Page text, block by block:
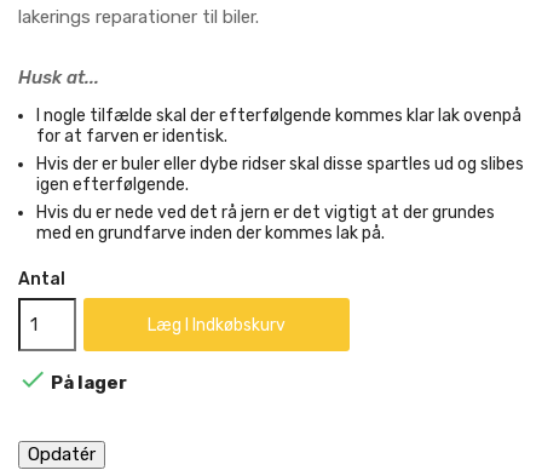
lakerings reparationer til biler.
Husk at...
I nogle tilfælde skal der efterfølgende kommes klar lak ovenpå
for at farven er identisk.
Hvis der er buler eller dybe ridser skal disse spartles ud og slibes
igen efterfølgende.
Hvis du er nede ved det rå jern er det vigtigt at der grundes
med en grundfarve inden der kommes lak på.
Antal
Læg I Indkøbskurv
 På lager